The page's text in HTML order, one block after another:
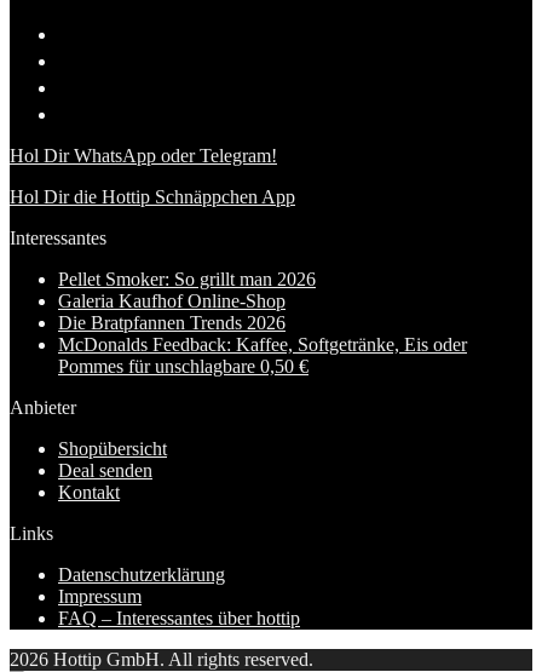
Hol Dir WhatsApp oder Telegram!
Hol Dir die Hottip Schnäppchen App
Interessantes
Pellet Smoker: So grillt man 2026
Galeria Kaufhof Online-Shop
Die Bratpfannen Trends 2026
McDonalds Feedback: Kaffee, Softgetränke, Eis oder
Pommes für unschlagbare 0,50 €
Anbieter
Shopübersicht
Deal senden
Kontakt
Links
Datenschutzerklärung
Impressum
FAQ – Interessantes über hottip
2026 Hottip GmbH. All rights reserved.